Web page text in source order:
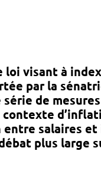
visant à
par la
de
entre salaires
plus large